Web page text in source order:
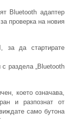
Bluetooth адаптер
проверка на новия
за да стартирате
раздела „Bluetooth
което означава,
и разпознат от
само бутона